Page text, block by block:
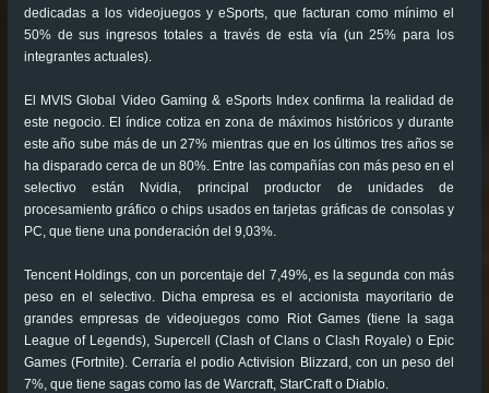
dedicadas a los videojuegos y eSports, que facturan como mínimo el
50% de sus ingresos totales a través de esta vía (un 25% para los
integrantes actuales).
El MVIS Global Video Gaming & eSports Index confirma la realidad de
este negocio. El índice cotiza en zona de máximos históricos y durante
este año sube más de un 27% mientras que en los últimos tres años se
ha disparado cerca de un 80%. Entre las compañías con más peso en el
selectivo están Nvidia, principal productor de unidades de
procesamiento gráfico o chips usados en tarjetas gráficas de consolas y
PC, que tiene una ponderación del 9,03%.
Tencent Holdings, con un porcentaje del 7,49%, es la segunda con más
peso en el selectivo. Dicha empresa es el accionista mayoritario de
grandes empresas de videojuegos como Riot Games (tiene la saga
League of Legends), Supercell (Clash of Clans o Clash Royale) o Epic
Games (Fortnite). Cerraría el podio Activision Blizzard, con un peso del
7%, que tiene sagas como las de Warcraft, StarCraft o Diablo.